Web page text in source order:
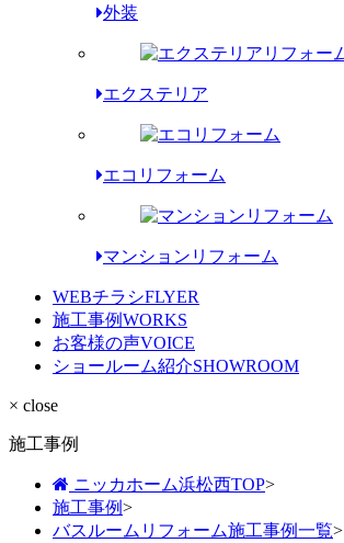
外装
エクステリア
エコリフォーム
マンションリフォーム
WEBチラシFLYER
施工事例WORKS
お客様の声VOICE
ショールーム紹介SHOWROOM
× close
施工事例
ニッカホーム浜松西TOP>
施工事例>
バスルームリフォーム施工事例一覧>